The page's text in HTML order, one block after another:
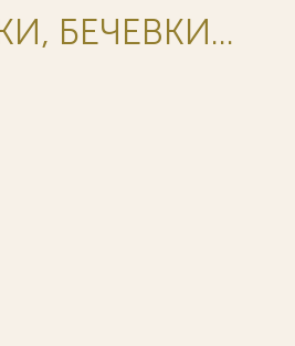
БЕЧЕВКИ...